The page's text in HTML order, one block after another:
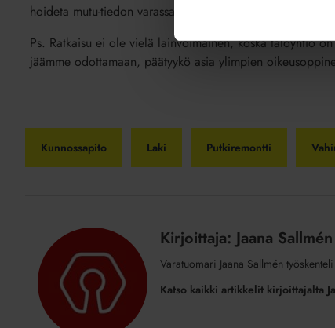
hoideta mutu-tiedon varassa, vaan faktaan ja
Ps. Ratkaisu ei ole vielä lainvoimainen, koska taloyhtiö
jäämme odottamaan, päätyykö asia ylimpien
Kunnossapito Laki Putkiremontti
Kirjoittaja: Jaana Sallmén
Varatuomari Jaana Sallmén
Katso kaikki artikkelit kirjoittajalta